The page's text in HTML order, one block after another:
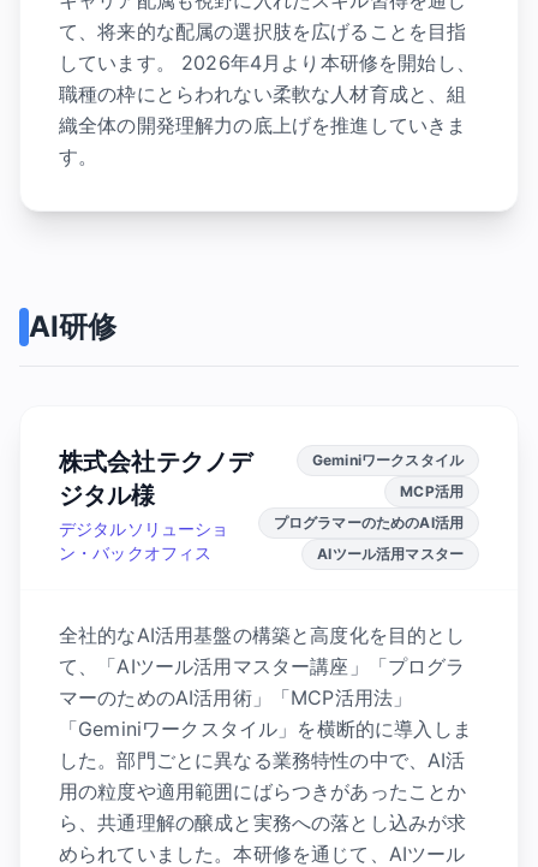
て、将来的な配属の選択肢を広げることを目指
しています。 2026年4月より本研修を開始し、
職種の枠にとらわれない柔軟な人材育成と、組
織全体の開発理解力の底上げを推進していきま
す。
AI研修
株式会社テクノデ
ジタル様
デジタルソリューショ
ン・バックオフィス
Geminiワークスタイル
MCP活用
プログラマーのためのAI活用
AIツール活用マスター
全社的なAI活用基盤の構築と高度化を目的とし
て、「AIツール活用マスター講座」「プログラ
マーのためのAI活用術」「MCP活用法」
「Geminiワークスタイル」を横断的に導入しま
した。部門ごとに異なる業務特性の中で、AI活
用の粒度や適用範囲にばらつきがあったことか
ら、共通理解の醸成と実務への落とし込みが求
められていました。本研修を通じて、AIツール